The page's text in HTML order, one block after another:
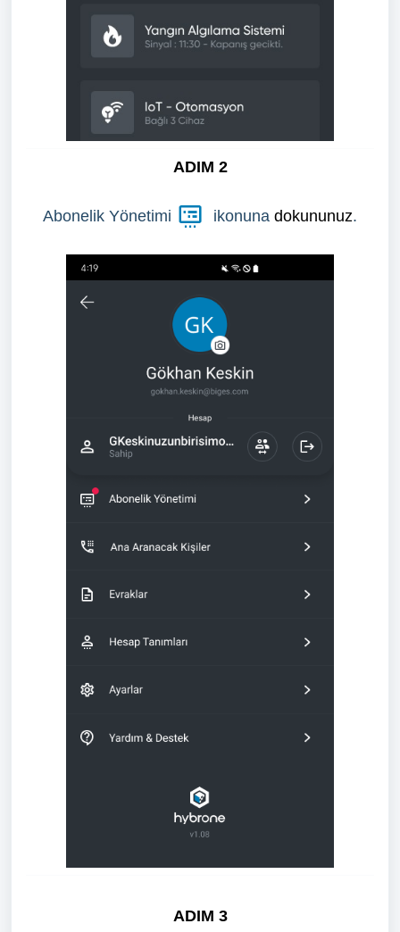
ADIM 2
Abonelik Yönetimi ikonuna dokununuz.
ADIM 3